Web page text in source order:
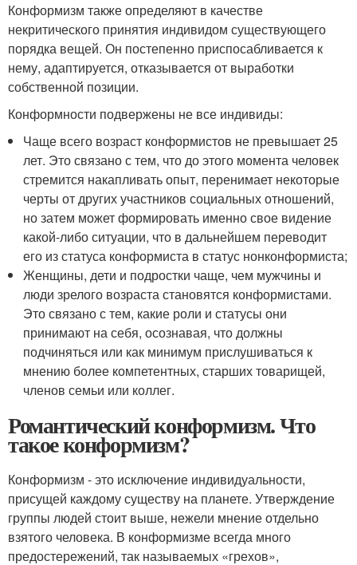
Конформизм также определяют в качестве
некритического принятия индивидом существующего
порядка вещей. Он постепенно приспосабливается к
нему, адаптируется, отказывается от выработки
собственной позиции.
Конформности подвержены не все индивиды:
Чаще всего возраст конформистов не превышает 25
лет. Это связано с тем, что до этого момента человек
стремится накапливать опыт, перенимает некоторые
черты от других участников социальных отношений,
но затем может формировать именно свое видение
какой-либо ситуации, что в дальнейшем переводит
его из статуса конформиста в статус нонконформиста;
Женщины, дети и подростки чаще, чем мужчины и
люди зрелого возраста становятся конформистами.
Это связано с тем, какие роли и статусы они
принимают на себя, осознавая, что должны
подчиняться или как минимум прислушиваться к
мнению более компетентных, старших товарищей,
членов семьи или коллег.
Романтический конформизм. Что
такое конформизм?
Конформизм - это исключение индивидуальности,
присущей каждому существу на планете. Утверждение
группы людей стоит выше, нежели мнение отдельно
взятого человека. В конформизме всегда много
предостережений, так называемых «грехов»,